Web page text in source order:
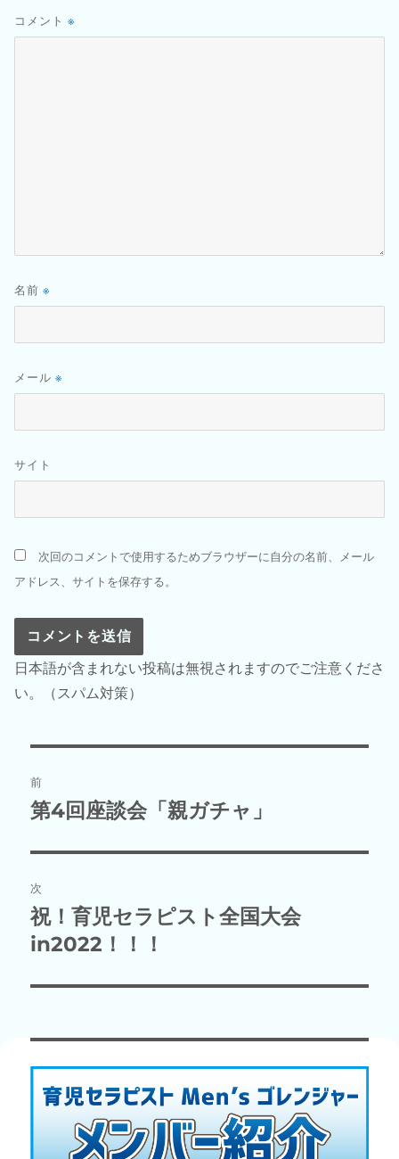
コメント ※
名前 ※
メール ※
サイト
次回のコメントで使用するためブラウザーに自分の名前、メール
アドレス、サイトを保存する。
日本語が含まれない投稿は無視されますのでご注意くださ
い。（スパム対策）
稿
ビ
ゲ
ー
シ
ン
前
前
投
稿:
第4回座談会「親ガチャ」
次
次
の
稿:
祝！育児セラピスト全国大会
in2022！！！